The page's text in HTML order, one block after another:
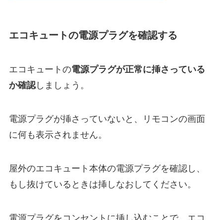
エコキュートの電源プラグを確認する
エコキュートの電源プラグが正常に挿さっている
か確認しましょう。
電源プラグが挿さっていないと、リモコンの画面
に何も表示されません。
屋外のエコキュート本体の電源プラグを確認し、
もし抜けているときは挿しなおしてください。
電源プラグをコンセントに挿し込むことで、エコ